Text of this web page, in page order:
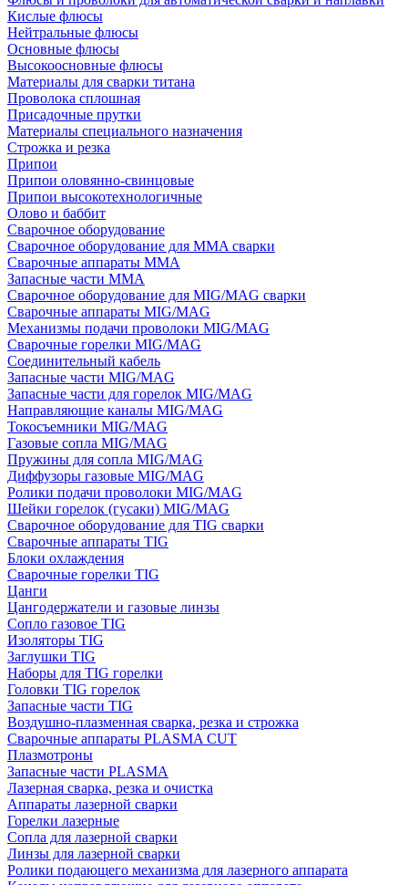
Кислые флюсы
Нейтральные флюсы
Основные флюсы
Высокоосновные флюсы
Материалы для сварки титана
Проволока сплошная
Присадочные прутки
Материалы специального назначения
Строжка и резка
Припои
Припои оловянно-свинцовые
Припои высокотехнологичные
Олово и баббит
Сварочное оборудование
Сварочное оборудование для MMA сварки
Сварочные аппараты MMA
Запасные части MMA
Сварочное оборудование для MIG/MAG сварки
Сварочные аппараты MIG/MAG
Механизмы подачи проволоки MIG/MAG
Сварочные горелки MIG/MAG
Соединительный кабель
Запасные части MIG/MAG
Запасные части для горелок MIG/MAG
Направляющие каналы MIG/MAG
Токосъемники MIG/MAG
Газовые сопла MIG/MAG
Пружины для сопла MIG/MAG
Диффузоры газовые MIG/MAG
Ролики подачи проволоки MIG/MAG
Шейки горелок (гусаки) MIG/MAG
Сварочное оборудование для TIG сварки
Сварочные аппараты TIG
Блоки охлаждения
Сварочные горелки TIG
Цанги
Цангодержатели и газовые линзы
Сопло газовое TIG
Изоляторы TIG
Заглушки TIG
Наборы для TIG горелки
Головки TIG горелок
Запасные части TIG
Воздушно-плазменная сварка, резка и строжка
Сварочные аппараты PLASMA CUT
Плазмотроны
Запасные части PLASMA
Лазерная сварка, резка и очистка
Аппараты лазерной сварки
Горелки лазерные
Сопла для лазерной сварки
Линзы для лазерной сварки
Ролики подающего механизма для лазерного аппарата